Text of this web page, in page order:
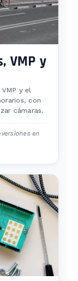
VMP y
y el
con
cámaras.
en